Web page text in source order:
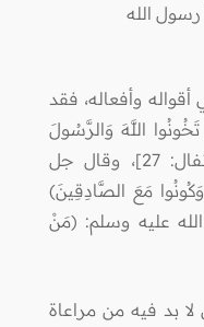
رسول الله
وأفعاله، فقد
تَخُونُوا اللَّهَ وَالرَّسُولَ
وَتَخُونُوا أَمَانَاتِكُمْ وَأَنْتُمْ تَعْلَمُونَ) [الأنفال: 27]، وقال جل
وَكُونُوا مَعَ الصَّادِقِينَ)
الله عليه وسلم: (مَنْ
بد فيه من مراعاة